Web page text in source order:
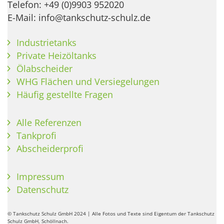
Telefon: +49 (0)9903 952020
E-Mail: info@tankschutz-schulz.de
Industrietanks
Private Heizöltanks
Ölabscheider
WHG Flächen und Versiegelungen
Häufig gestellte Fragen
Alle Referenzen
Tankprofi
Abscheiderprofi
Impressum
Datenschutz
© Tankschutz Schulz GmbH 2024 | Alle Fotos und Texte sind Eigentum der Tankschutz
Schulz GmbH, Schöllnach.